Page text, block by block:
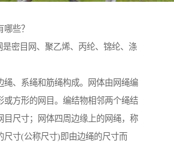
些？
密目网、聚乙烯、丙纶、锦纶、涤
绳、系绳和筋绳构成。网体由网绳编
或方形的网目。编结物相邻两个绳结
目尺寸；网体四周边缘上的网绳，称
尺寸(公称尺寸)即由边绳的尺寸而